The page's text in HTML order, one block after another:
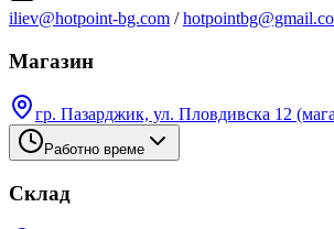
iliev@hotpoint-bg.com /
Магазин
гр. Пазарджик, ул. Пловдивска 12
Работно време
Склад